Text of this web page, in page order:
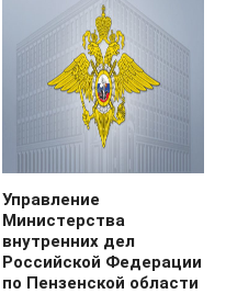
Управление
Министерства
внутренних дел
Российской Федерации
по Пензенской области